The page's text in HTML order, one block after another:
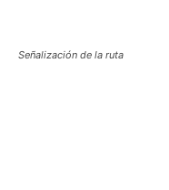
Señalización de la ruta